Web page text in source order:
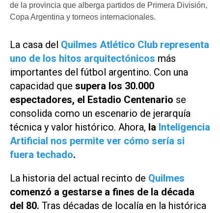
de la provincia que alberga partidos de Primera División,
Copa Argentina y torneos internacionales.
La casa del Quilmes Atlético Club representa
uno de los hitos arquitectónicos más
importantes del fútbol argentino. Con una
capacidad que supera los 30.000
espectadores, el Estadio Centenario se
consolida como un escenario de jerarquía
técnica y valor histórico. Ahora, la Inteligencia
Artificial nos permite ver cómo sería si
fuera techado.
La historia del actual recinto de Quilmes
comenzó a gestarse a fines de la década
del 80. Tras décadas de localía en la histórica